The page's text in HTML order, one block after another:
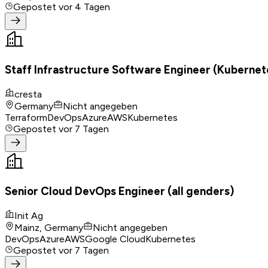
Gepostet vor 4 Tagen
Staff Infrastructure Software Engineer
cresta
Germany
Nicht angegeben
TerraformDevOpsAzureAWSKubernetes
Gepostet vor 7 Tagen
Senior Cloud DevOps Engineer (all genders)
Init Ag
Mainz, Germany
Nicht angegeben
DevOpsAzureAWSGoogle CloudKubernetes
Gepostet vor 7 Tagen